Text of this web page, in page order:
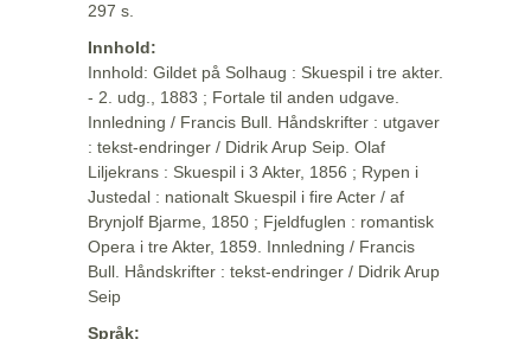
297 s.
Innhold:
Innhold: Gildet på Solhaug : Skuespil i tre akter.
- 2. udg., 1883 ; Fortale til anden udgave.
Innledning / Francis Bull. Håndskrifter : utgaver
: tekst-endringer / Didrik Arup Seip. Olaf
Liljekrans : Skuespil i 3 Akter, 1856 ; Rypen i
Justedal : nationalt Skuespil i fire Acter / af
Brynjolf Bjarme, 1850 ; Fjeldfuglen : romantisk
Opera i tre Akter, 1859. Innledning / Francis
Bull. Håndskrifter : tekst-endringer / Didrik Arup
Seip
Språk: